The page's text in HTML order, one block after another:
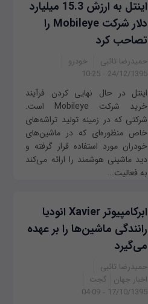
اینتل به ارزش 15.3 میلیارد
دلار شرکت Mobileye را
تصاحب کرد
حمیدرضا تائبی
خودرو
24/12/1395 - 10:25
اینتل در حال نهایی کردن فرآیند
خرید شرکت Mobileye است.
شرکتی که در زمینه تولید تراشه‌های
خاص منظوره‌ای که در ماشین‌های
خودران مورد استفاده قرار گرفته و
دید ماشینی هوشمند را ارائه می‌کند
به فعالیت...
ابرکامپیوتر Xavier انودیا
رانندگی ماشین‌ها را بر عهده
می‌گیرد
حمیدرضا تائبی
اخبار جهان
گجت
17/10/1395 - 04:09